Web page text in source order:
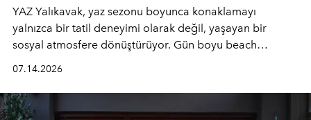
YAZ Yalıkavak, yaz sezonu boyunca konaklamayı
yalnızca bir tatil deneyimi olarak değil, yaşayan bir
sosyal atmosfere dönüştürüyor. Gün boyu beach
mutfağını modern dokunuşlarla müzikle buluşturan
tematik gastronomi geceleri misafirlerle buluşuyor.
07.14.2026